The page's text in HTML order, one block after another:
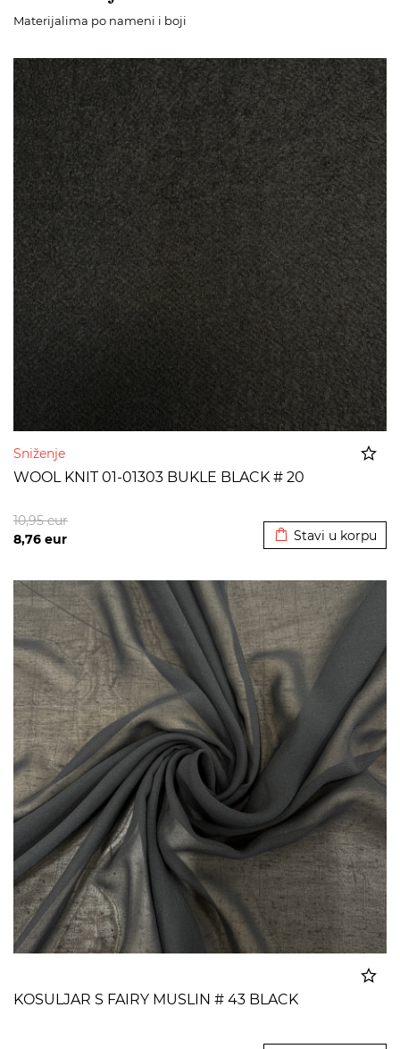
Materijalima po nameni i boji
Sniženje
WOOL KNIT 01-01303 BUKLE BLACK # 20
8,76 eur
10,95eur
Stavi u korpu
KOSULJAR S FAIRY MUSLIN # 43 BLACK